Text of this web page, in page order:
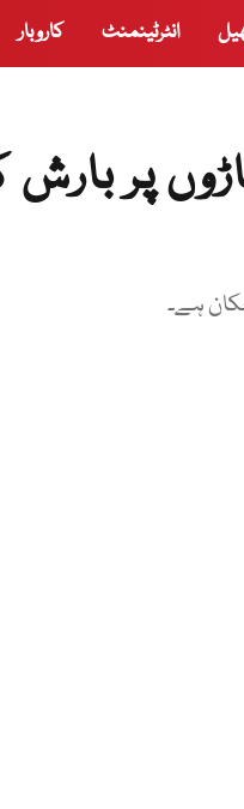
انٹرٹینمنٹ کاروبار
پر بارش
ہے۔